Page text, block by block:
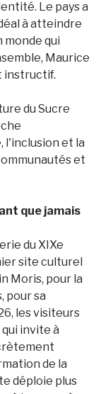
Le pays a
à atteindre
monde qui
Maurice
instructif.
du Sucre
l'inclusion et la
et
que jamais
du XIXe
site culturel
Moris, pour la
pour sa
les visiteurs
invite à
de la
déploie plus